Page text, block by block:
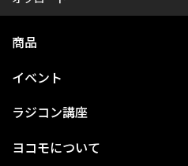
商品
イベント
ラジコン講座
ヨコモについて